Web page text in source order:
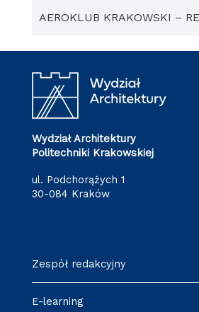
AEROKLUB KRAKOWSKI –
Wydział Architektury
Politechniki Krakowskiej
ul. Podchorążych 1
30-084 Kraków
Zespół redakcyjny
E-learning